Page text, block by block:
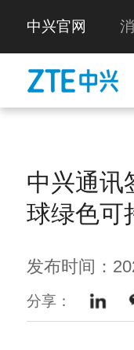
中兴官网
中兴通讯
球绿色可
发布时间：
分享：